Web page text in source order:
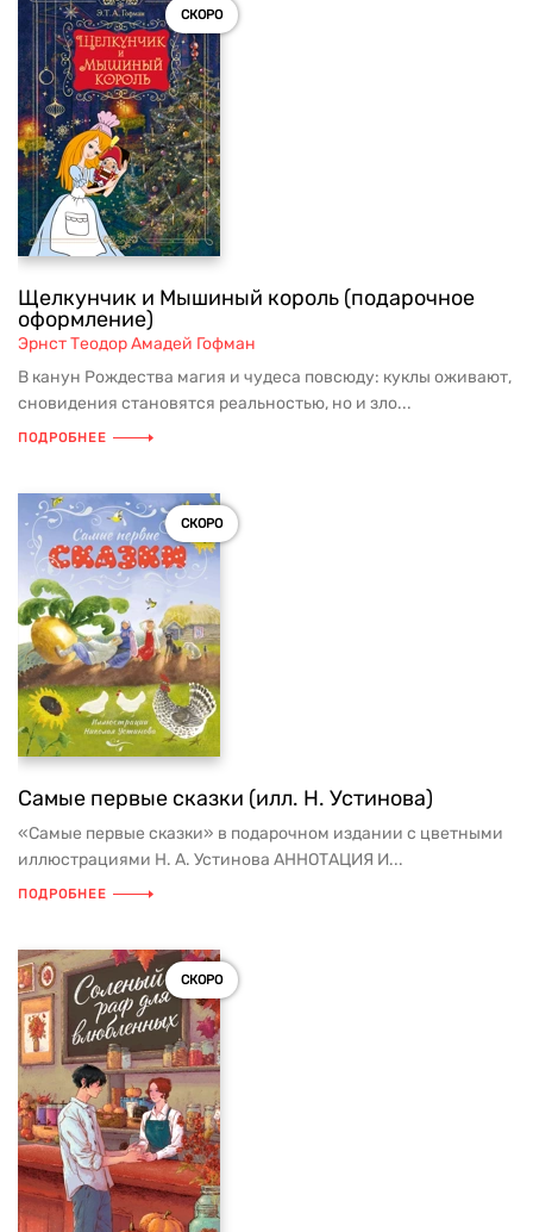
СКОРО
Щелкунчик и Мышиный король (подарочное
оформление)
Эрнст Теодор Амадей Гофман
В канун Рождества магия и чудеса повсюду: куклы оживают,
сновидения становятся реальностью, но и зло...
ПОДРОБНЕЕ
СКОРО
Самые первые сказки (илл. Н. Устинова)
«Самые первые сказки» в подарочном издании с цветными
иллюстрациями Н. А. Устинова АННОТАЦИЯ И...
ПОДРОБНЕЕ
СКОРО